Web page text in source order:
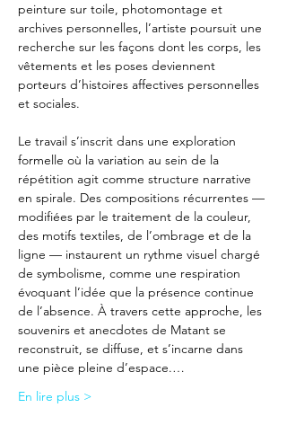
peinture sur toile, photomontage et
archives personnelles, l’artiste poursuit une
recherche sur les façons dont les corps, les
vêtements et les poses deviennent
porteurs d’histoires affectives personnelles
et sociales.
Le travail s’inscrit dans une exploration
formelle où la variation au sein de la
répétition agit comme structure narrative
en spirale. Des compositions récurrentes —
modifiées par le traitement de la couleur,
des motifs textiles, de l’ombrage et de la
ligne — instaurent un rythme visuel chargé
de symbolisme, comme une respiration
évoquant l’idée que la présence continue
de l’absence. À travers cette approche, les
souvenirs et anecdotes de Matant se
reconstruit, se diffuse, et s’incarne dans
une pièce pleine d’espace.…
En lire plus >